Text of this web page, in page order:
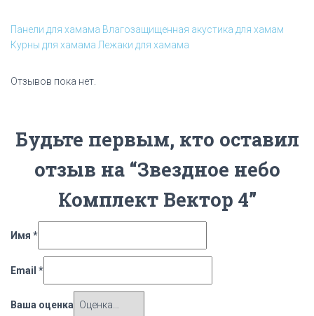
Панели для хамама Влагозащищенная акустика для хамам
Курны для хамама Лежаки для хамама
Отзывов пока нет.
Будьте первым, кто оставил
отзыв на “Звездное небо
Комплект Вектор 4”
Имя *
Email *
Ваша оценка